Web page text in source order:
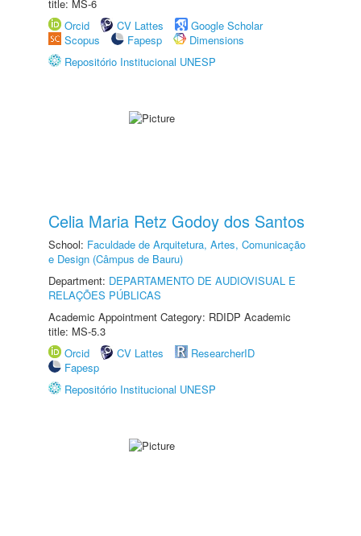
title: MS-6
Orcid
CV Lattes
Google Scholar
Scopus
Fapesp
Dimensions
Repositório Institucional UNESP
Celia Maria Retz Godoy dos Santos
School: Faculdade de Arquitetura, Artes, Comunicação
e Design (Câmpus de Bauru)
Department: DEPARTAMENTO DE AUDIOVISUAL E
RELAÇÕES PÚBLICAS
Academic Appointment Category: RDIDP Academic
title: MS-5.3
Orcid
CV Lattes
ResearcherID
Fapesp
Repositório Institucional UNESP